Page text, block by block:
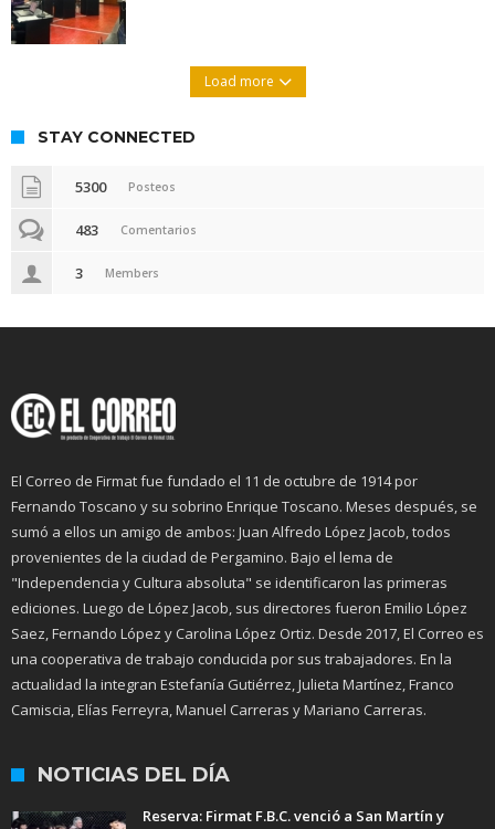
Load more
STAY CONNECTED
5300 Posteos
483 Comentarios
3 Members
El Correo de Firmat fue fundado el 11 de octubre de 1914 por
Fernando Toscano y su sobrino Enrique Toscano. Meses después, se
sumó a ellos un amigo de ambos: Juan Alfredo López Jacob, todos
provenientes de la ciudad de Pergamino. Bajo el lema de
"Independencia y Cultura absoluta" se identificaron las primeras
ediciones. Luego de López Jacob, sus directores fueron Emilio López
Saez, Fernando López y Carolina López Ortiz. Desde 2017, El Correo es
una cooperativa de trabajo conducida por sus trabajadores. En la
actualidad la integran Estefanía Gutiérrez, Julieta Martínez, Franco
Camiscia, Elías Ferreyra, Manuel Carreras y Mariano Carreras.
NOTICIAS DEL DÍA
Reserva: Firmat F.B.C. venció a San Martín y